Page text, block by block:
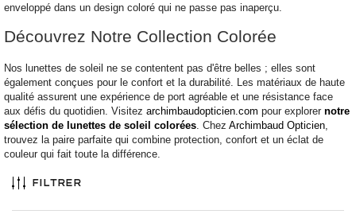
enveloppé dans un design coloré qui ne passe pas inaperçu.
Découvrez Notre Collection Colorée
Nos lunettes de soleil ne se contentent pas d'être belles ; elles sont
également conçues pour le confort et la durabilité. Les matériaux de haute
qualité assurent une expérience de port agréable et une résistance face
aux défis du quotidien. Visitez archimbaudopticien.com pour explorer notre
sélection de lunettes de soleil colorées. Chez Archimbaud Opticien,
trouvez la paire parfaite qui combine protection, confort et un éclat de
couleur qui fait toute la différence.
Filtrer